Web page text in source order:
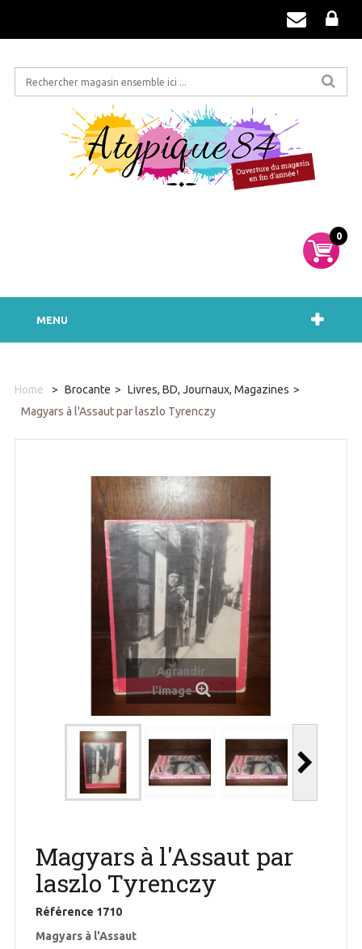
0
MENU
Home > Brocante > Livres, BD, Journaux, Magazines >
Magyars à l'Assaut par laszlo Tyrenczy
Agrandir
l'image
Magyars à l'Assaut par
laszlo Tyrenczy
Référence 1710
Magyars à l'Assaut